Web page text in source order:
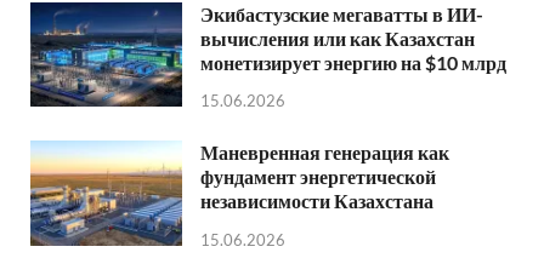
Экибастузские мегаватты в ИИ-
вычисления или как Казахстан
монетизирует энергию на $10 млрд
15.06.2026
Маневренная генерация как
фундамент энергетической
независимости Казахстана
15.06.2026